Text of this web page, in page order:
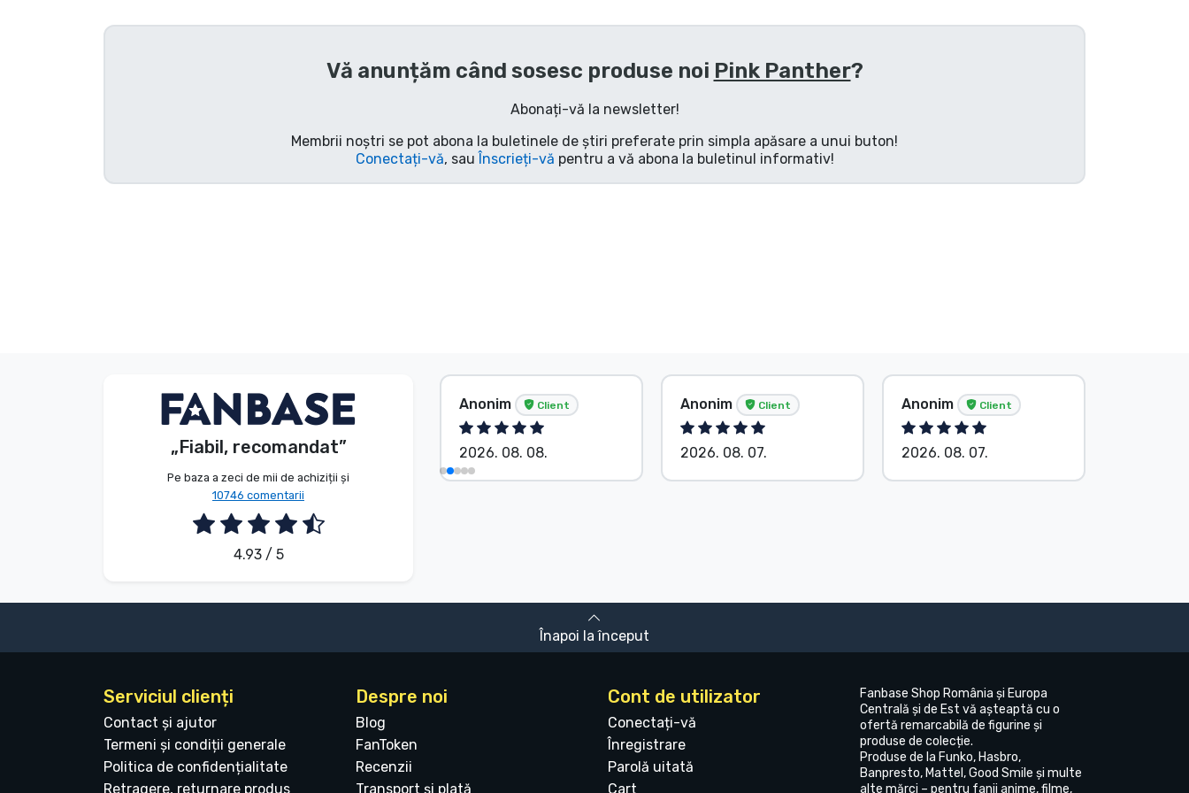
Vă anunțăm când sosesc produse noi Pink Panther?
Abonați-vă la newsletter!
Membrii noștri se pot abona la buletinele de știri preferate prin simpla apăsare a unui buton!
Conectați-vă, sauÎnscrieți-vă pentru a vă abona la buletinul informativ!
„Fiabil, recomandat”
Pe baza a zeci de mii de achiziții și
10746 comentarii
4.93 / 5
Dávid Sulyok Client
2026. 08. 08.
Anonim Client
2026. 08. 08.
Anonim Client
2026. 08. 07.
Anonim Client
2026. 08. 07.
Înapoi la început
Serviciul clienți
Contact și ajutor
Termeni și condiții generale
Politica de confidențialitate
Retragere, returnare produs
Despre noi
Blog
FanToken
Recenzii
Transport și plată
Cont de utilizator
Conectați-vă
Înregistrare
Parolă uitată
Cart
Fanbase Shop România și Europa
Centrală și de Est vă așteaptă cu o
ofertă remarcabilă de figurine și
produse de colecție.
Produse de la Funko, Hasbro,
Banpresto, Mattel, Good Smile și multe
alte mărci – pentru fanii anime, filme,
Sortare după serie
Tipuri de produse